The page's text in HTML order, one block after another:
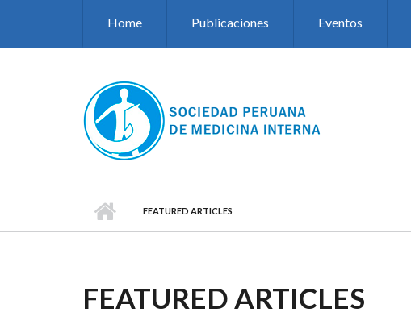
Home Publicaciones Eventos
FEATURED ARTICLES
FEATURED ARTICLES